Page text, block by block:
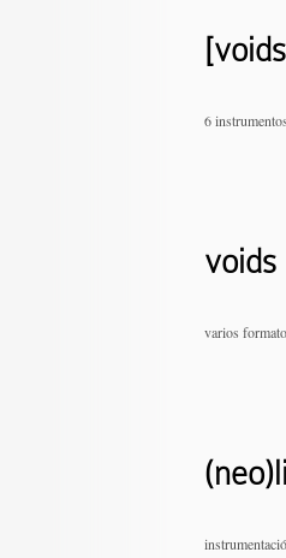
6
voids
varios